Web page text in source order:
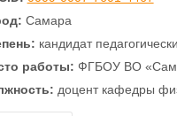
Самара
кандидат
работы: ФГБОУ ВО
доцент кафедры